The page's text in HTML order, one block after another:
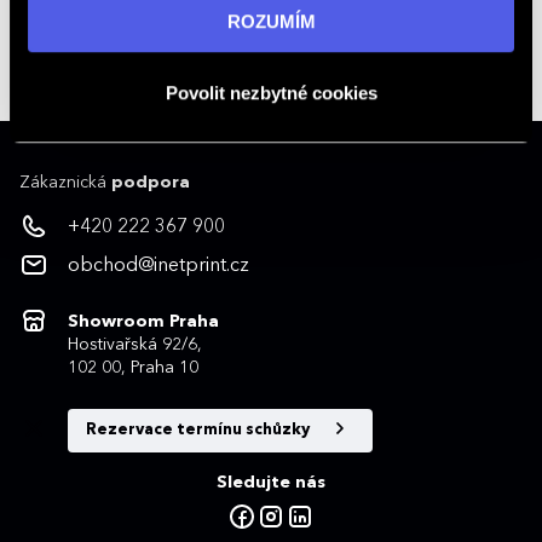
informací navštivte naši stránkuzásadách ochrany
ROZUMÍM
Povolit nezbytné cookies
Kontakty na obchodníky
obchod@inetprint.cz
Zákaznická podpora
+420 222 367 900
obchod@inetprint.cz
Showroom Praha
Hostivařská 92/6,
102 00, Praha 10
Rezervace termínu schůzky
Sledujte nás